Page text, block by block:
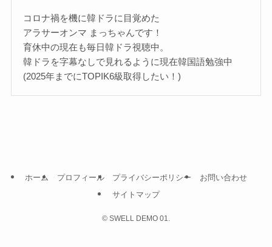
コロナ禍を機に韓ドラに目覚めた
アラサーオンマ まっちゃんです！
育休中の現在も毎日韓ドラ視聴中。
韓ドラを字幕なしで見れるように現在韓国語勉強中
(2025年までにTOPIK6級取得したい！)
ホーム プロフィール プライバシーポリシー
お問い合わせ
サイトマップ
© SWELL DEMO 01.